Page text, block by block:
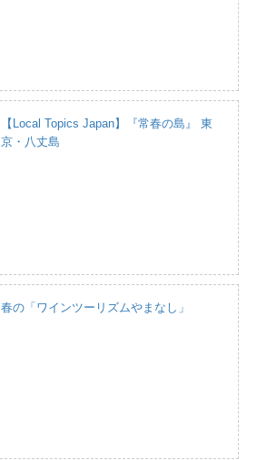
【Local Topics Japan】『常春の島』 東
京・八丈島
春の「ワインツーリズムやまなし」